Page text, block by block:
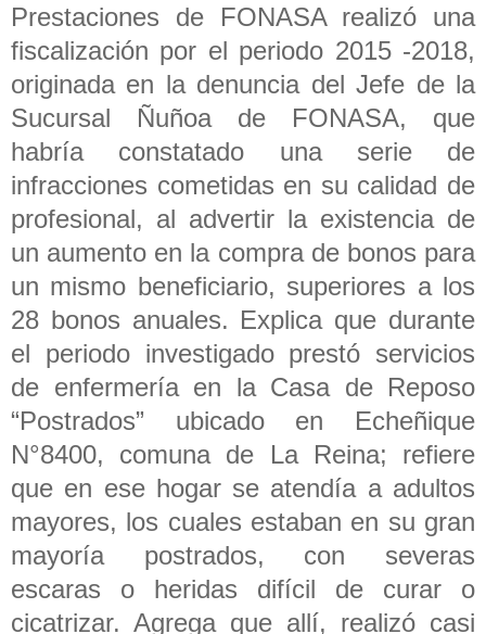
Prestaciones de FONASA realizó una
fiscalización por el periodo 2015 -2018,
originada en la denuncia del Jefe de la
Sucursal Ñuñoa de FONASA, que
habría constatado una serie de
infracciones cometidas en su calidad de
profesional, al advertir la existencia de
un aumento en la compra de bonos para
un mismo beneficiario, superiores a los
28 bonos anuales. Explica que durante
el periodo investigado prestó servicios
de enfermería en la Casa de Reposo
“Postrados” ubicado en Echeñique
N°8400, comuna de La Reina; refiere
que en ese hogar se atendía a adultos
mayores, los cuales estaban en su gran
mayoría postrados, con severas
escaras o heridas difícil de curar o
cicatrizar. Agrega que allí, realizó casi